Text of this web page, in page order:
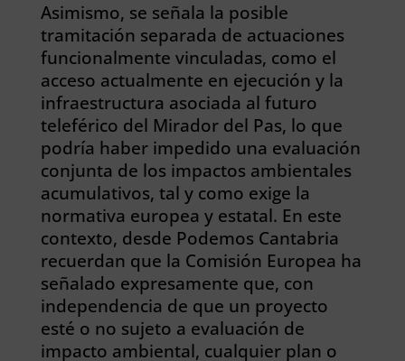
Asimismo, se señala la posible
tramitación separada de actuaciones
funcionalmente vinculadas, como el
acceso actualmente en ejecución y la
infraestructura asociada al futuro
teleférico del Mirador del Pas, lo que
podría haber impedido una evaluación
conjunta de los impactos ambientales
acumulativos, tal y como exige la
normativa europea y estatal. En este
contexto, desde Podemos Cantabria
recuerdan que la Comisión Europea ha
señalado expresamente que, con
independencia de que un proyecto
esté o no sujeto a evaluación de
impacto ambiental, cualquier plan o